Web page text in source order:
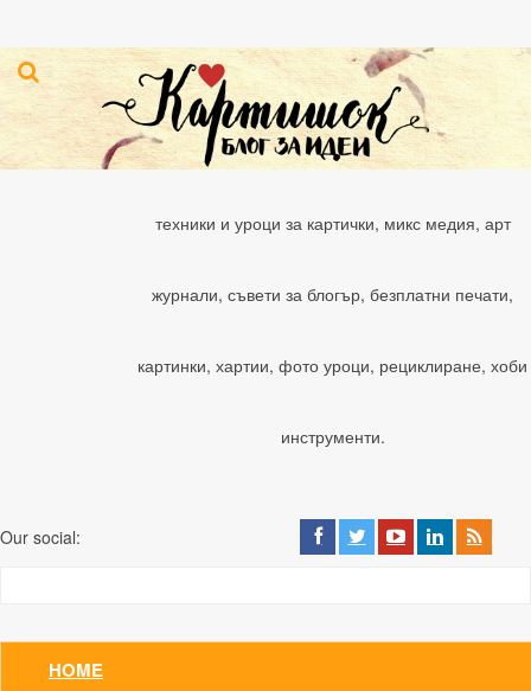
техники и уроци за картички, микс медия, арт
журнали, съвети за блогър, безплатни печати,
картинки, хартии, фото уроци, рециклиране, хоби
инструменти.
Our social:
HOME